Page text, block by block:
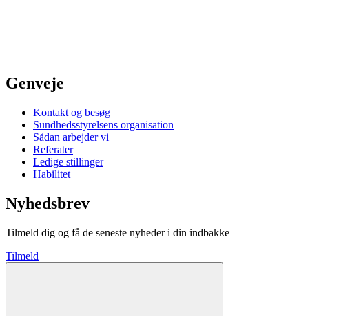
Genveje
Kontakt og besøg
Sundhedsstyrelsens organisation
Sådan arbejder vi
Referater
Ledige stillinger
Habilitet
Nyhedsbrev
Tilmeld dig og få de seneste nyheder i din indbakke
Tilmeld